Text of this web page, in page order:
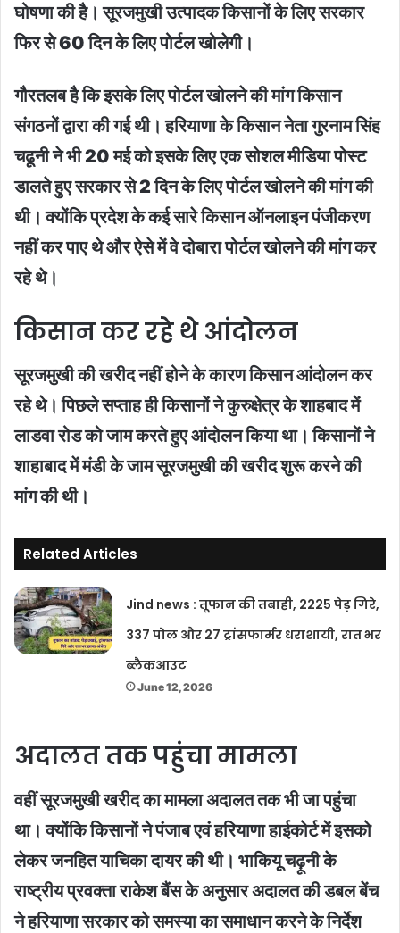
घोषणा की है। सूरजमुखी उत्पादक किसानों के लिए सरकार
फिर से 60 दिन के लिए पोर्टल खोलेगी।
गौरतलब है कि इसके लिए पोर्टल खोलने की मांग किसान
संगठनों द्वारा की गई थी। हरियाणा के किसान नेता गुरनाम सिंह
चढूनी ने भी 20 मई को इसके लिए एक सोशल मीडिया पोस्ट
डालते हुए सरकार से 2 दिन के लिए पोर्टल खोलने की मांग की
थी। क्योंकि प्रदेश के कई सारे किसान ऑनलाइन पंजीकरण
नहीं कर पाए थे और ऐसे में वे दोबारा पोर्टल खोलने की मांग कर
रहे थे।
किसान कर रहे थे आंदोलन
सूरजमुखी की खरीद नहीं होने के कारण किसान आंदोलन कर
रहे थे। पिछले सप्ताह ही किसानों ने कुरुक्षेत्र के शाहबाद में
लाडवा रोड को जाम करते हुए आंदोलन किया था। किसानों ने
शाहाबाद में मंडी के जाम सूरजमुखी की खरीद शुरू करने की
मांग की थी।
Related Articles
Jind news : तूफान की तबाही, 2225 पेड़ गिरे,
337 पोल और 27 ट्रांसफार्मर धराशायी, रात भर
ब्लैकआउट
June 12, 2026
अदालत तक पहुंचा मामला
वहीं सूरजमुखी खरीद का मामला अदालत तक भी जा पहुंचा
था। क्योंकि किसानों ने पंजाब एवं हरियाणा हाईकोर्ट में इसको
लेकर जनहित याचिका दायर की थी। भाकियू चढ़ूनी के
राष्ट्रीय प्रवक्ता राकेश बैंस के अनुसार अदालत की डबल बेंच
ने हरियाणा सरकार को समस्या का समाधान करने के निर्देश